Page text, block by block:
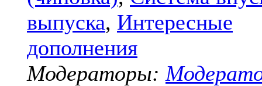
выпуска, Интересные
дополнения
Модераторы: